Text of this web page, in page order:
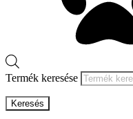
Termék keresése
Keresés